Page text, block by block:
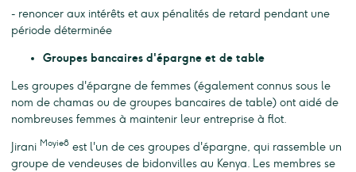
- renoncer aux intérêts et aux pénalités de retard pendant une
période déterminée
Groupes bancaires d'épargne et de table
Les groupes d'épargne de femmes (également connus sous le
nom de chamas ou de groupes bancaires de table) ont aidé de
nombreuses femmes à maintenir leur entreprise à flot.
Jirani Moyie8 est l'un de ces groupes d'épargne, qui rassemble un
groupe de vendeuses de bidonvilles au Kenya. Les membres se